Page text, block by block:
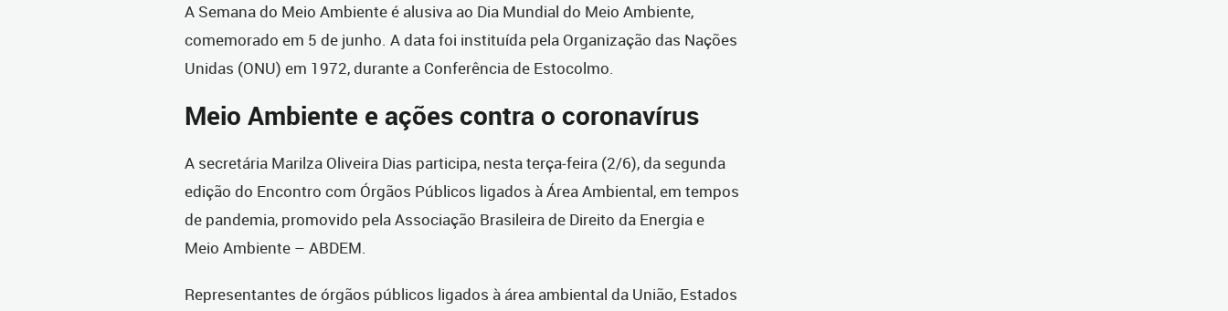
A Semana do Meio Ambiente é alusiva ao Dia Mundial do Meio Ambiente,
comemorado em 5 de junho. A data foi instituída pela Organização das Nações
Unidas (ONU) em 1972, durante a Conferência de Estocolmo.
Meio Ambiente e ações contra o coronavírus
A secretária Marilza Oliveira Dias participa, nesta terça-feira (2/6), da segunda
edição do Encontro com Órgãos Públicos ligados à Área Ambiental, em tempos
de pandemia, promovido pela Associação Brasileira de Direito da Energia e
Meio Ambiente – ABDEM.
Representantes de órgãos públicos ligados à área ambiental da União, Estados